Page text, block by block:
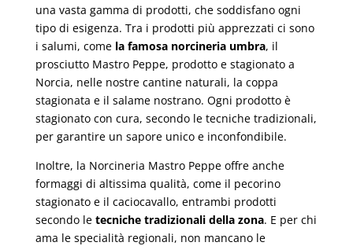
una vasta gamma di prodotti, che soddisfano ogni
tipo di esigenza. Tra i prodotti più apprezzati ci sono
i salumi, come la famosa norcineria umbra, il
prosciutto Mastro Peppe, prodotto e stagionato a
Norcia, nelle nostre cantine naturali, la coppa
stagionata e il salame nostrano. Ogni prodotto è
stagionato con cura, secondo le tecniche tradizionali,
per garantire un sapore unico e inconfondibile.
Inoltre, la Norcineria Mastro Peppe offre anche
formaggi di altissima qualità, come il pecorino
stagionato e il caciocavallo, entrambi prodotti
secondo le tecniche tradizionali della zona. E per chi
ama le specialità regionali, non mancano le